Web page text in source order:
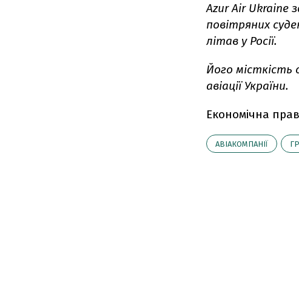
Azur Air Ukraine
повітряних
літав у Росії.
Його
авіації України.
Економічна
АВІАКОМПАНІЇ